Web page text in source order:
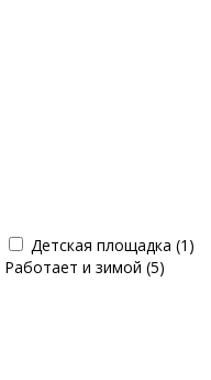
Детская площадка (1)
Работает и зимой (5)